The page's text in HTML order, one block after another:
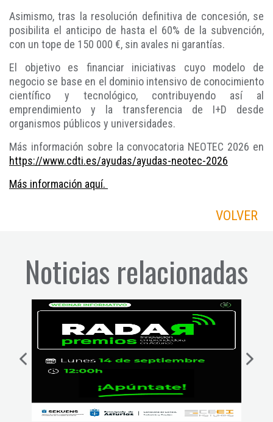
Asimismo, tras la resolución definitiva de concesión, se
posibilita el anticipo de hasta el 60% de la subvención,
con un tope de 150 000 €, sin avales ni garantías.
El objetivo es financiar iniciativas cuyo modelo de
negocio se base en el dominio intensivo de conocimiento
científico y tecnológico, contribuyendo así al
emprendimiento y la transferencia de I+D desde
organismos públicos y universidades.
Más información sobre la convocatoria NEOTEC 2026 en
https://www.cdti.es/ayudas/ayudas-neotec-2026
Más información aquí.
VOLVER
Noticias relacionadas